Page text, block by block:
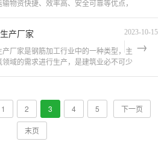
物资快捷、效率高、安全可靠等优点，
多企业...
产厂家 2023-10-15
产厂家是钢筋加工行业中的一种类型，主
域的需求进行生产，是建筑业必不可少
1 2 3 4 5 下一页
末页